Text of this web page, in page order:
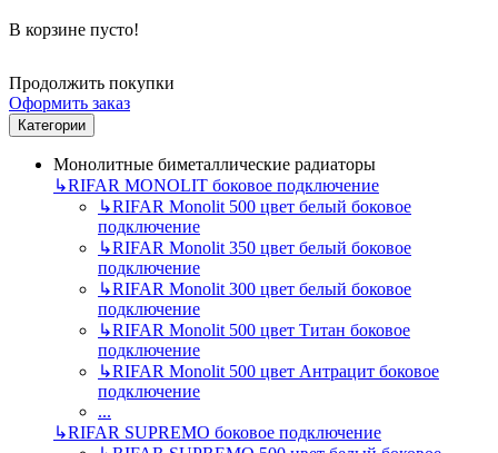
В корзине пусто!
Продолжить покупки
Оформить заказ
Категории
Монолитные биметаллические радиаторы
↳RIFAR MONOLIT боковое подключение
↳RIFAR Monolit 500 цвет белый боковое
подключение
↳RIFAR Monolit 350 цвет белый боковое
подключение
↳RIFAR Monolit 300 цвет белый боковое
подключение
↳RIFAR Monolit 500 цвет Титан боковое
подключение
↳RIFAR Monolit 500 цвет Антрацит боковое
подключение
...
↳RIFAR SUPREMO боковое подключение